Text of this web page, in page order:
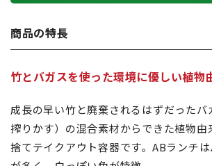
商品の特長
竹とバガスを使った環境に優しい植物
成長の早い竹と廃棄されるはずだった
搾りかす）の混合素材からできた植物由
捨てテイクアウト容器です。ABランチ